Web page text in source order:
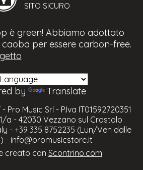
SITO SICURO
è green! Abbiamo adottato
per essere carbon-free.
by Translate
- Pro Music Srl - P.Iva IT01592720351
a - 42030 Vezzano sul Crostolo
- +39 335 8752235 (Lun/Ven dalle
- info@promusicstore.it
creato con Scontrino.com